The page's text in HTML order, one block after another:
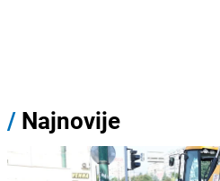
/ Najnovije